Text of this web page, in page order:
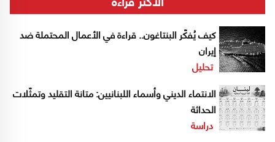
كيف يُفكّر البنتاغون.. قراءة في الأعمال المحتملة ضد
إيران
تحليل
الانتماء الديني وأسماء اللبنانيين: متانة التقليد وتمثّلات
الحداثة
دراسة